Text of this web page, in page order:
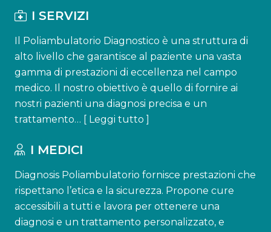
I SERVIZI
Il Poliambulatorio Diagnostico è una struttura di
alto livello che garantisce al paziente una vasta
gamma di prestazioni di eccellenza nel campo
medico. Il nostro obiettivo è quello di fornire ai
nostri pazienti una diagnosi precisa e un
trattamento… [ Leggi tutto ]
I MEDICI
Diagnosis Poliambulatorio fornisce prestazioni che
rispettano l’etica e la sicurezza. Propone cure
accessibili a tutti e lavora per ottenere una
diagnosi e un trattamento personalizzato, e